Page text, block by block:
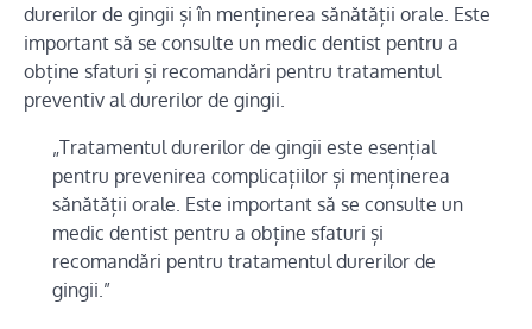
durerilor de gingii și în menținerea sănătății orale. Este
important să se consulte un medic dentist pentru a
obține sfaturi și recomandări pentru tratamentul
preventiv al durerilor de gingii.
„Tratamentul durerilor de gingii este esențial
pentru prevenirea complicațiilor și menținerea
sănătății orale. Este important să se consulte un
medic dentist pentru a obține sfaturi și
recomandări pentru tratamentul durerilor de
gingii.”